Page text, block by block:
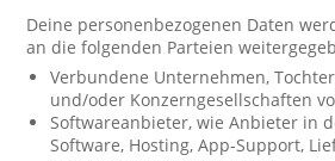
Deine personenbezogenen Daten
an die folgenden Parteien
Verbundene Unternehmen,
und/oder Konzerngesellschaften
Softwareanbieter, wie Anbieter in
Software, Hosting, App-Support,